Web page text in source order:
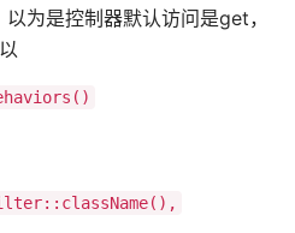
为是控制器默认访问是get，